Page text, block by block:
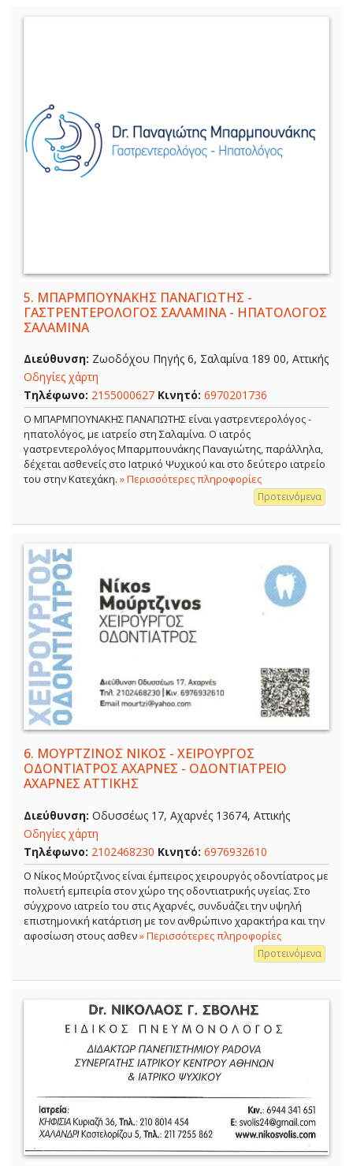
5. ΜΠΑΡΜΠΟΥΝΑΚΗΣ ΠΑΝΑΓΙΩΤΗΣ -
ΓΑΣΤΡΕΝΤΕΡΟΛΟΓΟΣ ΣΑΛΑΜΙΝΑ - ΗΠΑΤΟΛΟΓΟΣ
ΣΑΛΑΜΙΝΑ
Διεύθυνση: Ζωοδόχου Πηγής 6, Σαλαμίνα 189 00, Αττικής
Οδηγίες χάρτη
Τηλέφωνο: 2155000627 Κινητό: 6970201736
Ο ΜΠΑΡΜΠΟΥΝΑΚΗΣ ΠΑΝΑΓΙΩΤΗΣ είναι γαστρεντερολόγος -
ηπατολόγος, με ιατρείο στη Σαλαμίνα. Ο ιατρός
γαστρεντερολόγος Μπαρμπουνάκης Παναγιώτης, παράλληλα,
δέχεται ασθενείς στο Ιατρικό Ψυχικού και στο δεύτερο ιατρείο
του στην Κατεχάκη. » Περισσότερες πληροφορίες
Προτεινόμενα
6. ΜΟΥΡΤΖΙΝΟΣ ΝΙΚΟΣ - ΧΕΙΡΟΥΡΓΟΣ
ΟΔΟΝΤΙΑΤΡΟΣ ΑΧΑΡΝΕΣ - ΟΔΟΝΤΙΑΤΡΕΙΟ
ΑΧΑΡΝΕΣ ΑΤΤΙΚΗΣ
Διεύθυνση: Οδυσσέως 17, Αχαρνές 13674, Αττικής
Οδηγίες χάρτη
Τηλέφωνο: 2102468230 Κινητό: 6976932610
Ο Νίκος Μούρτζινος είναι έμπειρος χειρουργός οδοντίατρος με
πολυετή εμπειρία στον χώρο της οδοντιατρικής υγείας. Στο
σύγχρονο ιατρείο του στις Αχαρνές, συνδυάζει την υψηλή
επιστημονική κατάρτιση με τον ανθρώπινο χαρακτήρα και την
αφοσίωση στους ασθεν» Περισσότερες πληροφορίες
Προτεινόμενα